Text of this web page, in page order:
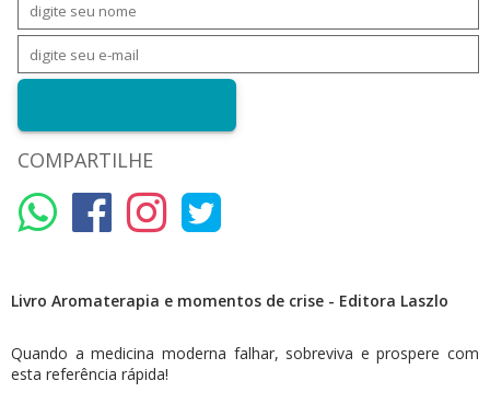
COMPARTILHE
Livro Aromaterapia e momentos de crise - Editora Laszlo
Quando a medicina moderna falhar, sobreviva e prospere com
esta referência rápida!